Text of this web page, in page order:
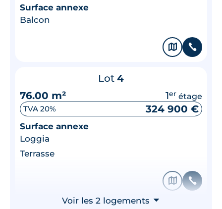
Surface annexe
Balcon
🗞 📞
Lot 4
76.00 m²
1er étage
TVA 20% 324 900 €
Surface annexe
Loggia
Terrasse
🗞 📞
Voir les 2 logements ⮟